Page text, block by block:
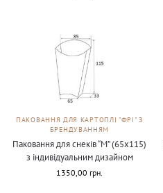
ПАКОВАННЯ ДЛЯ КАРТОПЛІ "ФРІ" З
БРЕНДУВАННЯМ
Паковання для снеків “М” (65х115)
з індивідуальним дизайном
1350,00 грн.